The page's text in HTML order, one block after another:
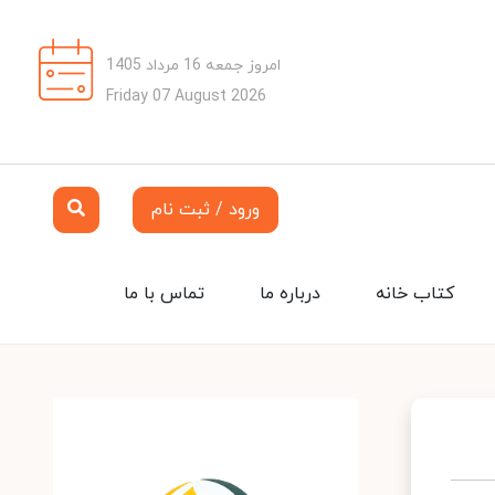
امروز جمعه 16 مرداد 1405
Friday 07 August 2026
ورود / ثبت نام
تماس با ما درباره ما کتاب خانه